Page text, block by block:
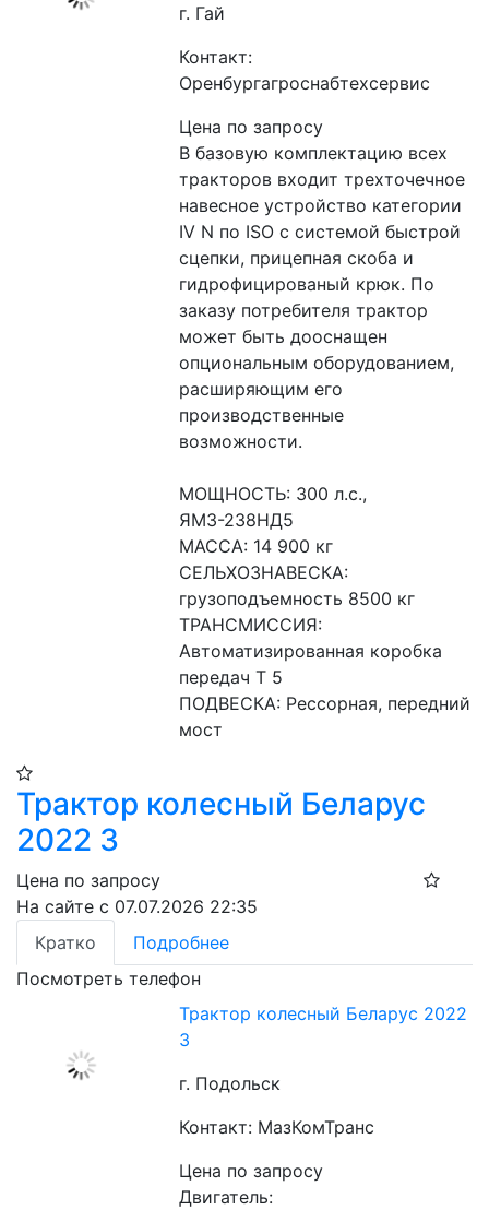
г. Гай
Контакт:
Оренбургагроснабтехсервис
Цена по запросу
В базовую комплектацию всех
тракторов входит трехточечное
навесное устройство категории
IV N по ISO с системой быстрой
сцепки, прицепная скоба и
гидрофицированый крюк. По
заказу потребителя трактор
может быть дооснащен
опциональным оборудованием,
расширяющим его
производственные
возможности.
МОЩНОСТЬ: 300 л.с.,
ЯМЗ-238НД5
МАССА: 14 900 кг
СЕЛЬХОЗНАВЕСКА:
грузоподъемность 8500 кг
ТРАНСМИССИЯ:
Автоматизированная коробка
передач Т 5
ПОДВЕСКА: Рессорная, передний
мост
Трактор колесный Беларус
2022 3
Цена по запросу
На сайте с 07.07.2026 22:35
Кратко
Подробнее
Посмотреть телефон
Трактор колесный Беларус 2022
3
г. Подольск
Контакт: МазКомТранс
Цена по запросу
Двигатель: